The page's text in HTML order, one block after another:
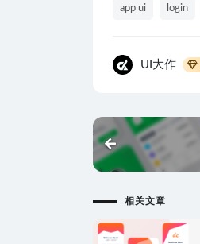
app ui login
UI大作
相关文章